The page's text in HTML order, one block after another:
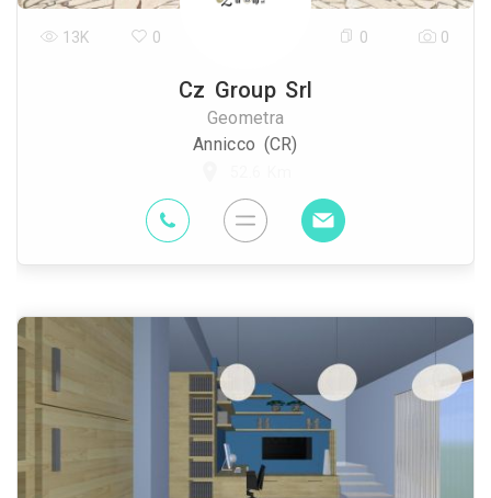
Cz Group Srl
Geometra
Annicco (CR)
13K 0 0 0